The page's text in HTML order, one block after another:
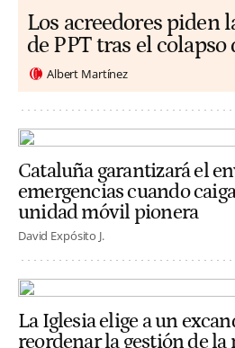
Los acreedores piden
de PPT tras el colapso
Albert Martínez
Cataluña garantizará el
emergencias cuando
unidad móvil pionera
David Expósito J.
La Iglesia elige a un
reordenar la gestión de la